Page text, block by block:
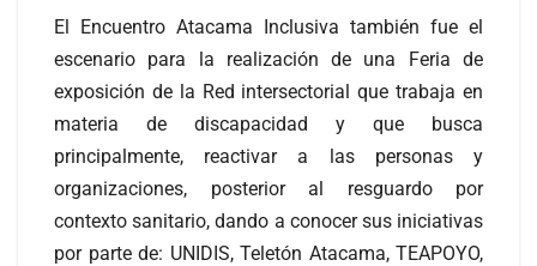
El Encuentro Atacama Inclusiva también fue el
escenario para la realización de una Feria de
exposición de la Red intersectorial que trabaja en
materia de discapacidad y que busca
principalmente, reactivar a las personas y
organizaciones, posterior al resguardo por
contexto sanitario, dando a conocer sus iniciativas
por parte de: UNIDIS, Teletón Atacama, TEAPOYO,